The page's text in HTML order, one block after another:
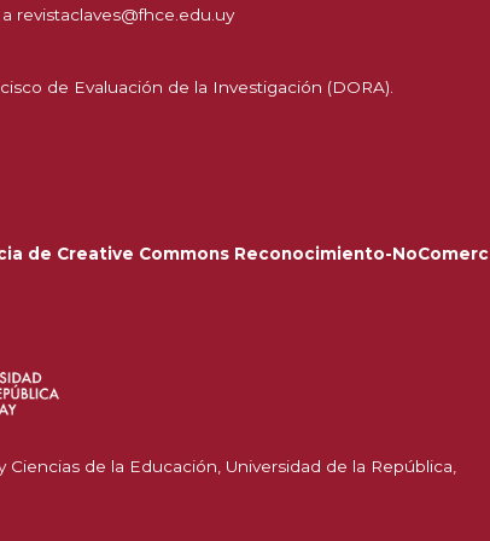
revistaclaves@fhce.edu.uy
de Evaluación de la Investigación (DORA).
de Creative Commons Reconocimiento-
de la Educación, Universidad de la República,